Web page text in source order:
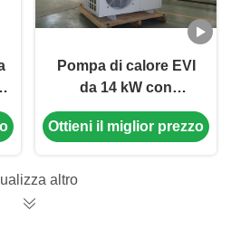
Pompa di calore EVI
da 14 kW con
alimentazione
elettrica da 1N 220V
Ottieni il miglior prezzo
altro